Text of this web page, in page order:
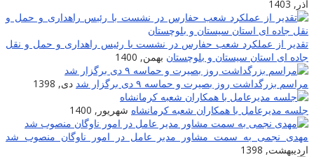
آذر, 1403
تقدیر از عملکرد شعب حفارس در نشست با رئیس راهداری و حمل و نقل
جاده ای استان سیستان و بلوچستان بهمن, 1400
مراسم بزرگداشت روز بصیرت و حماسه ۹ دی برگزار شد
دی, 1398
جلسه مدیرعامل با همکاران شعبه کرمانشاه شهریور, 1400
مهدی نجمی به سمت مشاور مدیر عامل در امور ناوگان منصوب شد
اردیبهشت, 1398